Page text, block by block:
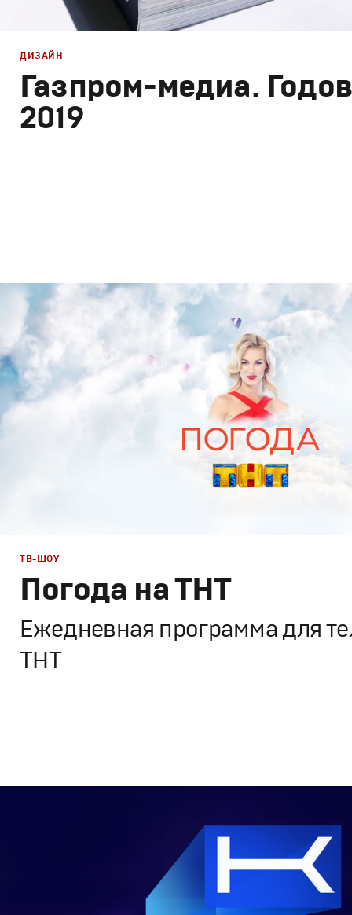
Газпром-медиа.
2019
Дизайн
Графический дизайн
ДИЗАЙН
Погода на ТНТ
Ежедневная программа для
ТНТ
Моушн-дизайн Полный цикл,
ТВ-ШОУ